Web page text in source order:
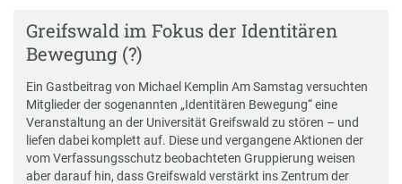
Greifswald im Fokus der Identitären
Bewegung (?)
Ein Gastbeitrag von Michael Kemplin Am Samstag versuchten
Mitglieder der sogenannten „Identitären Bewegung“ eine
Veranstaltung an der Universität Greifswald zu stören – und
liefen dabei komplett auf. Diese und vergangene Aktionen der
vom Verfassungsschutz beobachteten Gruppierung weisen
aber darauf hin, dass Greifswald verstärkt ins Zentrum der